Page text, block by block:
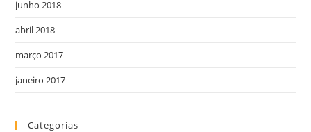
junho 2018
abril 2018
março 2017
janeiro 2017
Categorias